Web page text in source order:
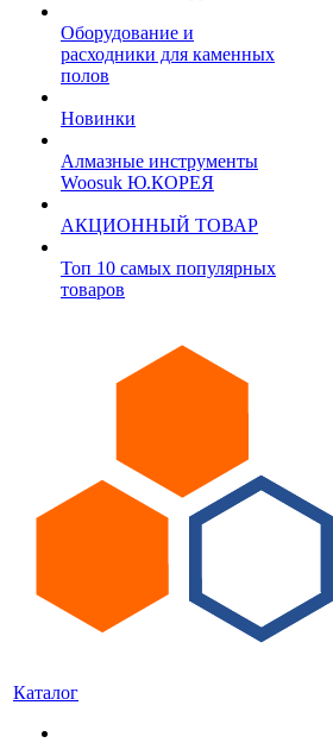
Оборудование и
расходники для каменных
полов
Новинки
Алмазные инструменты
Woosuk Ю.КОРЕЯ
АКЦИОННЫЙ ТОВАР
Топ 10 самых популярных
товаров
Каталог